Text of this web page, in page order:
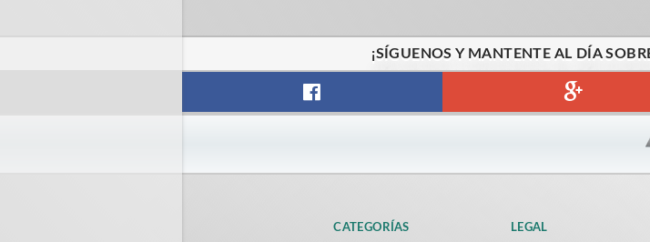
¡SÍGUENOS Y MANTENTE AL DÍA
CATEGORÍAS LEGAL